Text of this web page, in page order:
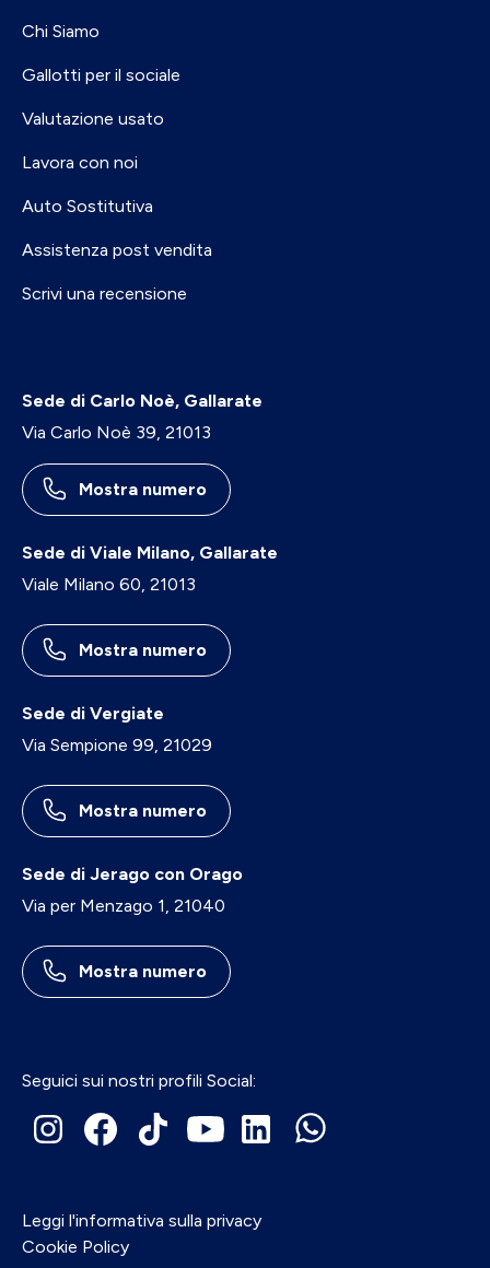
Chi Siamo
Gallotti per il sociale
Valutazione usato
Lavora con noi
Auto Sostitutiva
Assistenza post vendita
Scrivi una recensione
Sede di Carlo Noè, Gallarate
Via Carlo Noè 39, 21013
Mostra numero
Sede di Viale Milano, Gallarate
Viale Milano 60, 21013
Mostra numero
Sede di Vergiate
Via Sempione 99, 21029
Mostra numero
Sede di Jerago con Orago
Via per Menzago 1, 21040
Mostra numero
Seguici sui nostri profili Social:
Leggi l'informativa sulla privacy
Cookie Policy